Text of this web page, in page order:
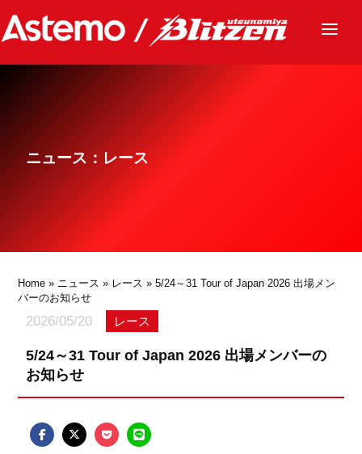
ニュース
グッズ
ニュース：レース
Home » ニュース » レース » 5/24～31 Tour of Japan 2026 出場メン
バーのお知らせ
2026/05/20 レース
5/24～31 Tour of Japan 2026 出場メンバーの
お知らせ